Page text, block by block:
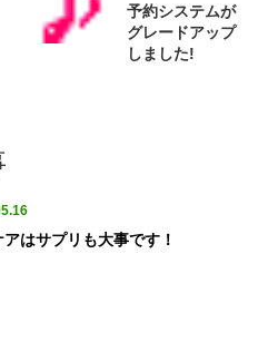
予約システムが
グレードアップ
しました!
アはサプリも大事です！